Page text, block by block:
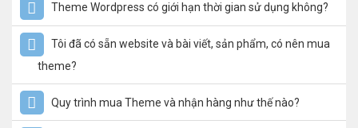
Theme Wordpress có giới hạn thời gian sử dụng không?
Tôi đã có sẵn website và bài viết, sản phẩm, có nên mua
theme?
Quy trình mua Theme và nhận hàng như thế nào?